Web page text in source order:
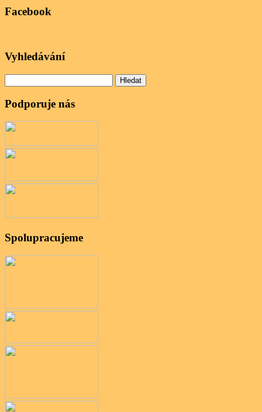
Facebook
Vyhledávání
Podporuje nás
Spolupracujeme